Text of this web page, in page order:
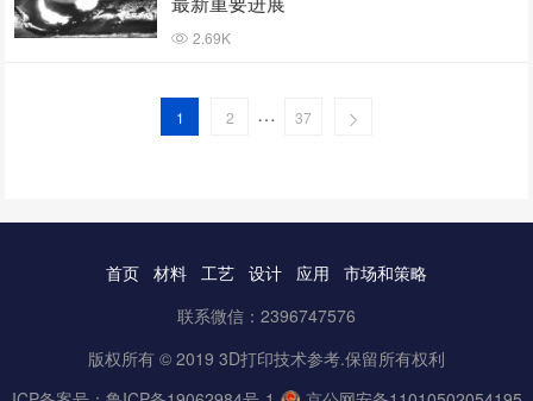
2.69K
1 2 … 37
首页 材料 工艺 设计 应用
市场和策略
联系微信：2396747576
版权所有 © 2019 3D打印技术参考.保留所有权利